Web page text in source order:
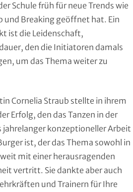
Schule früh für neue Trends wie
und Breaking geöffnet hat. Ein
ist die Leidenschaft,
den die Initiatoren damals
um das Thema weiter zu
Cornelia Straub stellte in ihrem
Erfolg, den das Tanzen in der
jahrelanger konzeptioneller Arbeit
ist, der das Thema sowohl in
mit einer herausragenden
vertritt. Sie dankte aber auch
und Trainern für Ihre